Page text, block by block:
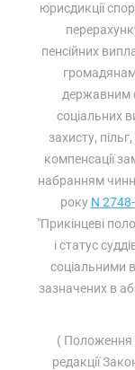
юрисдикції
пенсійних
державним
соціальних
захисту,
компенсації
набранням
року N
"Прикінцеві
і статус
соціальними
зазначених в
( Положення
редакції